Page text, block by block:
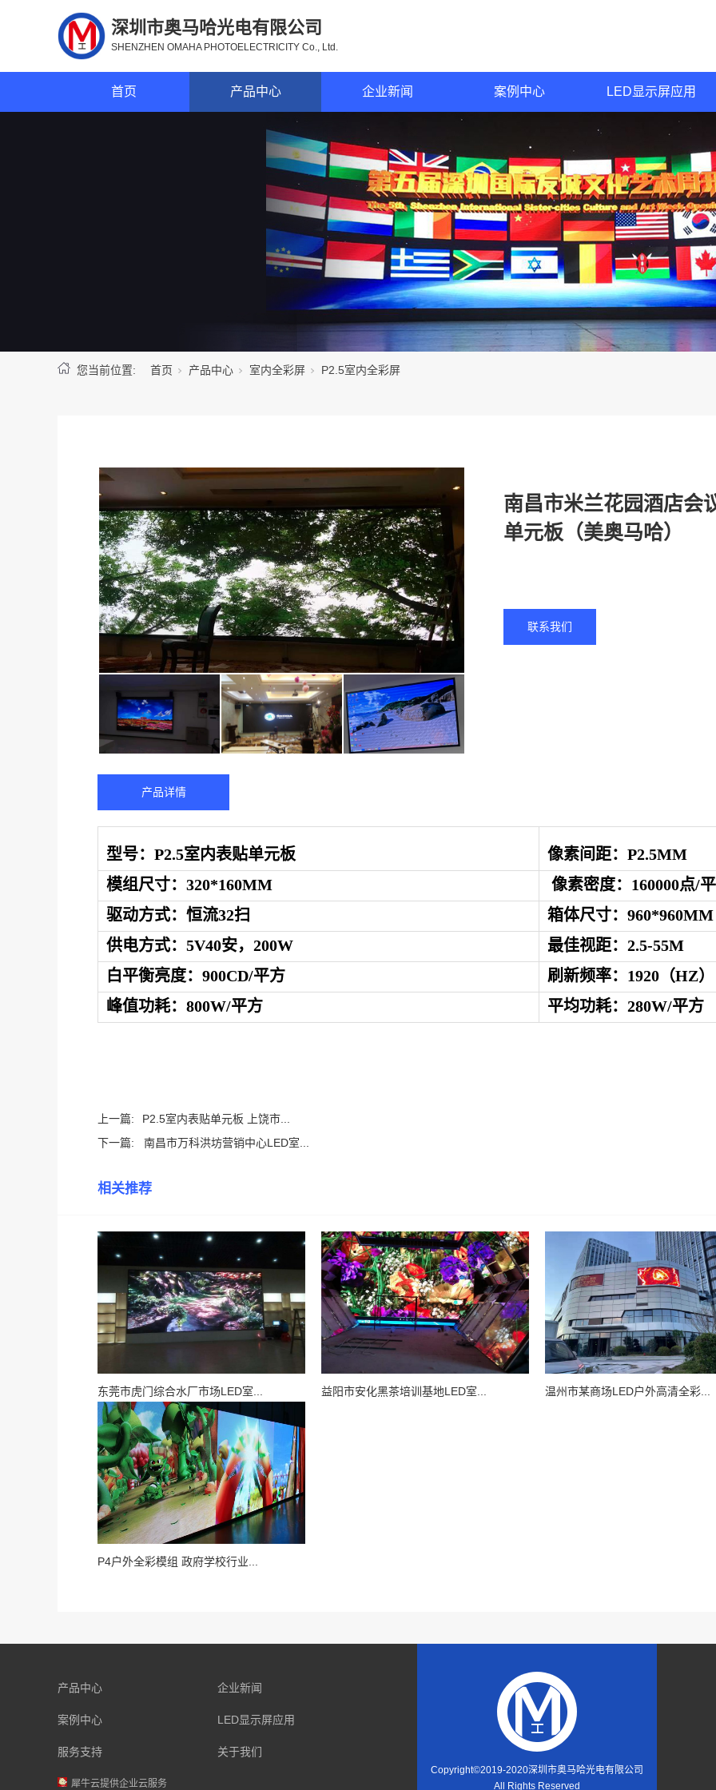
深圳市奥马哈光电有限公司
SHENZHEN OMAHA PHOTOELECTRICITY Co., Ltd.
首页 产品中心 企业新闻 案例中心 LED显示屏应用
您当前位置: 首页 产品中心 室内全彩屏 P2.5室内全彩屏
南昌市米兰花园酒店会
单元板（美奥马哈）
联系我们
产品详情
型号： P2.5室内表贴单元板 像素间距： P2.5MM
模组尺寸： 320*160MM 像素密度： 160000点/
驱动方式：恒流32扫
箱体尺寸： 960*960MM
供电方式： 5V40安，200W 最佳视距： 2.5-55M
白平衡亮度： 900CD/平方 刷新频率： 1920 （HZ）
峰值功耗： 800W/平方 平均功耗： 280W/平方
上一篇:
P2.5室内表贴单元板 上饶市...
下一篇:
南昌市万科洪坊营销中心LED室...
相关推荐
东莞市虎门综合水厂市场LED室... 益阳市安化黑茶培训基地LED室... 温州市某商场LED户外高清全彩...
P4户外全彩模组 政府学校行业...
产品中心 企业新闻
案例中心 LED显示屏应用
服务支持 关于我们
犀牛云提供企业云服务
Copyright©2019-2020深圳市奥马哈光电有限公司
All Rights Reserved